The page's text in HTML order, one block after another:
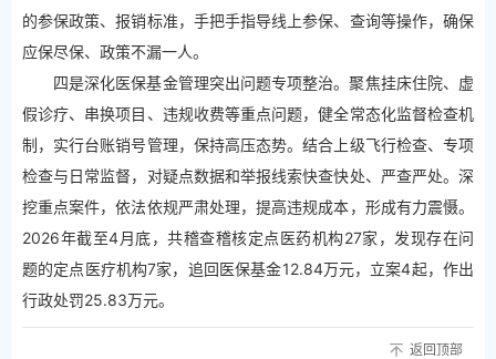
的参保政策、报销标准，手把手指导线上参保、查询等操作，确保
应保尽保、政策不漏一人。
四是深化医保基金管理突出问题专项整治。聚焦挂床住院、虚
假诊疗、串换项目、违规收费等重点问题，健全常态化监督检查机
制，实行台账销号管理，保持高压态势。结合上级飞行检查、专项
检查与日常监督，对疑点数据和举报线索快查快处、严查严处。深
挖重点案件，依法依规严肃处理，提高违规成本，形成有力震慑。
2026年截至4月底，共稽查稽核定点医药机构27家，发现存在问
题的定点医疗机构7家，追回医保基金12.84万元，立案4起，作出
行政处罚25.83万元。
返回顶部